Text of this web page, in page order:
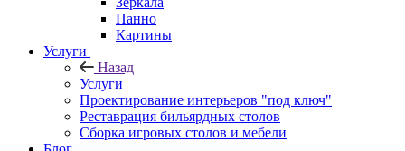
Панно
Картины
Услуги
Назад
Услуги
Проектирование интерьеров "под ключ"
Реставрация бильярдных столов
Сборка игровых столов и мебели